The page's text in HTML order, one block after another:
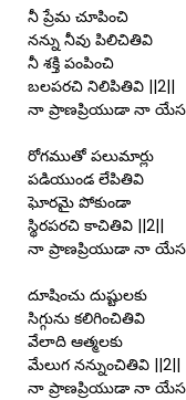
నీ ప్రేమ చూపించి
నన్ను నీవు పిలిచితివి
నీ శక్తి పంపించి
బలపరచి నిలిపితివి ||2||
నా ప్రాణప్రియుడా నా
రోగముతో పలుమార్లు
పడియుండ లేపితివి
ఘోరమై పోకుండా
స్థిరపరచి కాచితివి ||2||
నా ప్రాణప్రియుడా నా
దూషించు దుష్టులకు
సిగ్గును కలిగించితివి
వేలాది ఆత్మలకు
మేలుగ నన్నుంచితివి ||2||
నా ప్రాణప్రియుడా నా